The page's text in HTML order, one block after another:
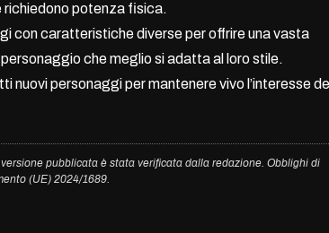
richiedono potenza fisica.
con caratteristiche diverse per offrire una vasta
che meglio si adatta al loro stile.
nuovi personaggi per mantenere vivo l’interesse
pubblicata è stata verificata dalla redazione. Obblighi di
(UE) 2024/1689.